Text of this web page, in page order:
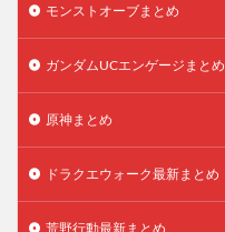
モンストオーブまとめ
ガンダムUCエンゲージまとめ
原神まとめ
ドラクエウォーク最新まとめ
荒野行動最新まとめ